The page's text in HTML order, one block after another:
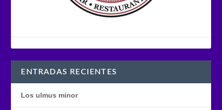
ENTRADAS RECIENTES
Los ulmus minor